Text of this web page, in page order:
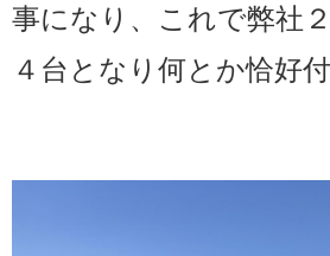
事になり、これで弊社
４台となり何とか恰好